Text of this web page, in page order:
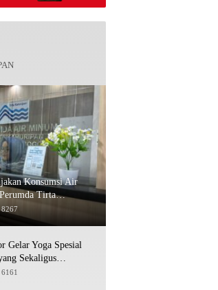
Konsumsi Air
Tirta
Status Siaga
8267
Gelar Yoga Spesial
Sekaligus
Beras
6161